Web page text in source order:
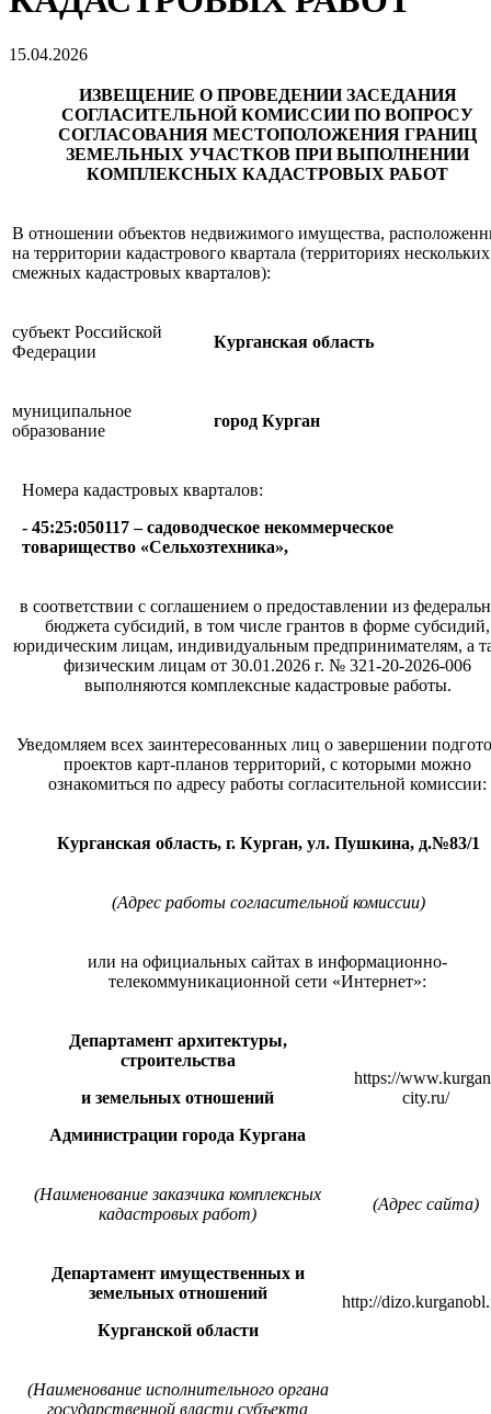
15.04.2026
ИЗВЕЩЕНИЕ О ПРОВЕДЕНИИ ЗАСЕДАНИЯ
СОГЛАСИТЕЛЬНОЙ КОМИССИИ ПО ВОПРОСУ
СОГЛАСОВАНИЯ МЕСТОПОЛОЖЕНИЯ ГРАНИЦ
ЗЕМЕЛЬНЫХ УЧАСТКОВ ПРИ ВЫПОЛНЕНИИ
КОМПЛЕКСНЫХ КАДАСТРОВЫХ РАБОТ
В отношении объектов недвижимого имущества,
на территории кадастрового квартала (территориях нескольких
смежных кадастровых кварталов):
субъект Российской
Федерации
Курганская область
муниципальное
образование
город Курган
Номера кадастровых кварталов:
- 45:25:050117 – садоводческое некоммерческое
товарищество «Сельхозтехника»,
в соответствии с соглашением о предоставлении из
бюджета субсидий, в том числе грантов в форме субсидий,
юридическим лицам, индивидуальным предпринимателям, а
физическим лицам от 30.01.2026 г. № 321-20-2026-006
выполняются комплексные кадастровые работы.
Уведомляем всех заинтересованных лиц о завершении
проектов карт-планов территорий, с которыми можно
ознакомиться по адресу работы согласительной комиссии:
Курганская область, г. Курган, ул. Пушкина, д.№83/1
(Адрес работы согласительной комиссии)
или на официальных сайтах в информационно-
телекоммуникационной сети «Интернет»:
Департамент архитектуры,
строительства
и земельных отношений
Администрации города Кургана
https://
city.ru/
(Наименование заказчика комплексных
кадастровых работ)
(Адрес сайта)
Департамент имущественных и
земельных отношений
Курганской области
http://
(Наименование исполнительного органа
государственной власти субъекта